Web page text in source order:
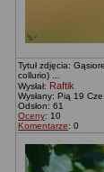
Tytuł zdjęcia:
collurio) ...
Wysłał: Raftik
Wysłany: Pią 19
Odsłon: 61
Oceny: 10
Komentarze: 0